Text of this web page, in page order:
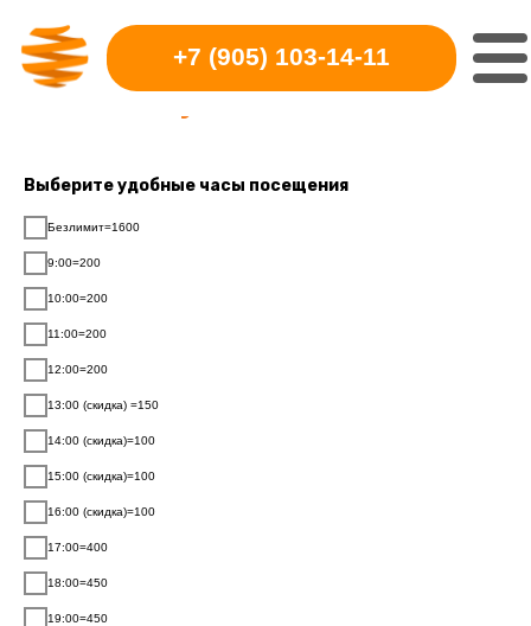
Создай карту на своих
условиях
Выберите удобные часы посещения
Безлимит=1600
9:00=200
10:00=200
11:00=200
12:00=200
13:00 (скидка) =150
14:00 (скидка)=100
15:00 (скидка)=100
16:00 (скидка)=100
17:00=400
18:00=450
19:00=450